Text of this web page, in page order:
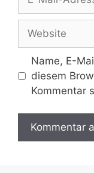
Mail-
Adresse
Name, E-
diesem
Kommentar